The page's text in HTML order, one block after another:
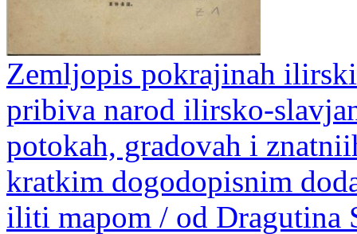
Zemljopis pokrajinah
pribiva narod ilirsko-
potokah, gradovah i
kratkim dogodopisnim
iliti mapom / od Dragutina